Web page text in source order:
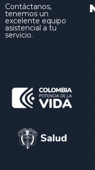
Contáctanos,
tenemos un
excelente equipo
asistencial a tu
servicio.